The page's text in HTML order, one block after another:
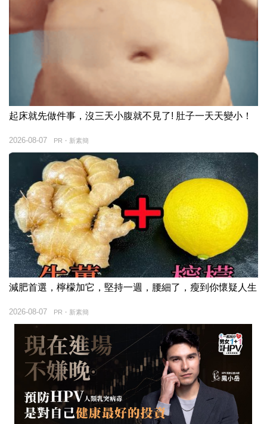
起床就先做件事，沒三天小腹就不見了! 肚子一天天變小！
PR・新素簡
2026-08-07
減肥首選，檸檬加它，堅持一週，腰細了，瘦到你懷疑人生
PR・新素簡
2026-08-07